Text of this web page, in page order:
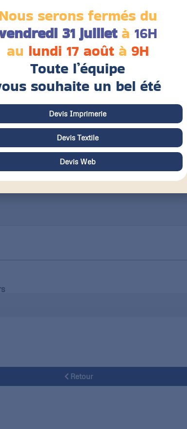
du papier
Brillant Satiné
Retour
serons fermés du
31 juilletà 16H
au lundi 17 aoûtà 9H
Toute l’équipe
souhaite un bel été
Devis Imprimerie
Devis Textile
Devis Web